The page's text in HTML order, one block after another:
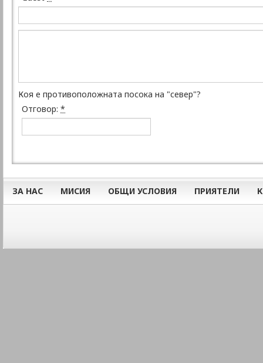
Коя е противоположната посока на "север"?
Отговор: *
ЗА НАС МИСИЯ ОБЩИ УСЛОВИЯ ПРИЯТЕЛИ